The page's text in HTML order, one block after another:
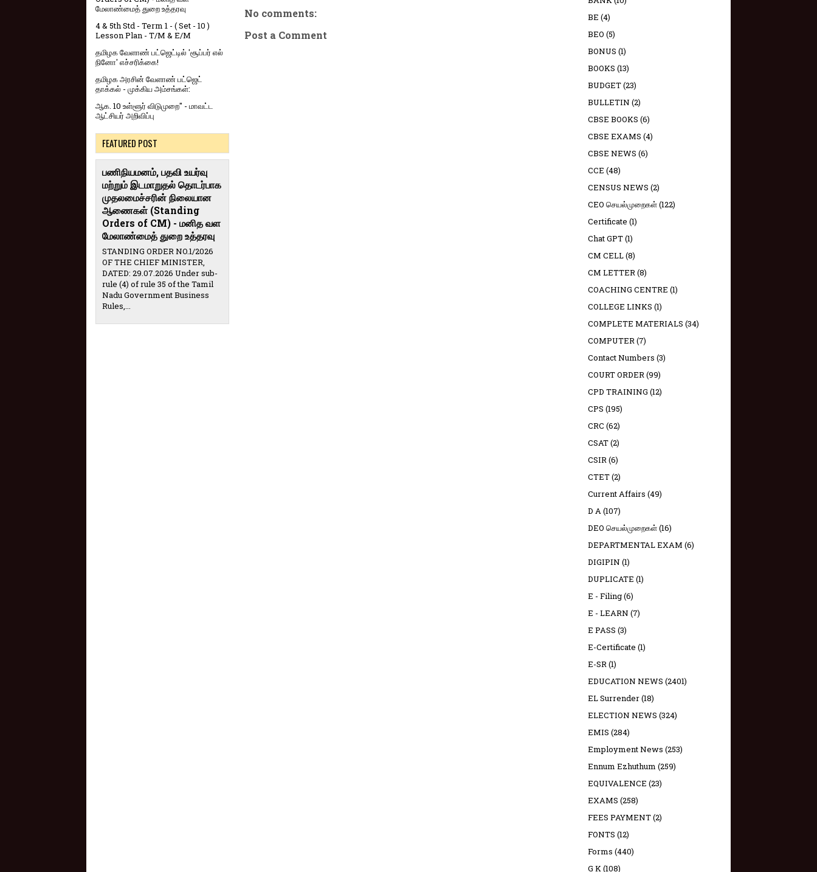
No comments:
Post a Comment
மேலாண்மைத் துறை உத்தரவு
4 & 5th Std - Term 1 - ( Set - 10 )
Lesson Plan - T/M & E/M
தமிழக வேளாண் பட்ஜெட்டில் 'சூப்பர் எல்
நினோ' எச்சரிக்கை!
தமிழக அரசின் வேளாண் பட்ஜெட்
தாக்கல் - முக்கிய அம்சங்கள்:
ஆக. 10 உள்ளூர் விடுமுறை" - மாவட்ட
ஆட்சியர் அறிவிப்பு
FEATURED POST
பணிநியமனம், பதவி உயர்வு
மற்றும் இடமாறுதல் தொடர்பாக
முதலமைச்சரின் நிலையான
ஆணைகள் (Standing
Orders of CM) - மனித வள
மேலாண்மைத் துறை உத்தரவு
STANDING ORDER NO.1/2026
OF THE CHIEF MINISTER,
DATED: 29.07.2026 Under sub-
rule (4) of rule 35 of the Tamil
Nadu Government Business
Rules,...
BE (4)
BEO (5)
BONUS (1)
BOOKS (13)
BUDGET(23)
BULLETIN (2)
CBSE BOOKS (6)
CBSE EXAMS (4)
CBSE NEWS (6)
CCE (48)
CENSUS NEWS (2)
CEO செயல்முறைகள்(122)
Certificate (1)
Chat GPT(1)
CM CELL(8)
CM LETTER(8)
COACHING CENTRE (1)
COLLEGE LINKS (1)
COMPLETE MATERIALS (34)
COMPUTER(7)
Contact Numbers (3)
COURT ORDER(99)
CPD TRAINING (12)
CPS (195)
CRC (62)
CSAT(2)
CSIR(6)
CTET(2)
Current Affairs (49)
D A(107)
DEO செயல்முறைகள்(16)
DEPARTMENTAL EXAM (6)
DIGIPIN (1)
DUPLICATE (1)
E - Filing(6)
E - LEARN (7)
E PASS (3)
E-Certificate (1)
E-SR(1)
EDUCATION NEWS (2401)
EL Surrender(18)
ELECTION NEWS (324)
EMIS (284)
Employment News (253)
Ennum Ezhuthum (259)
EQUIVALENCE (23)
EXAMS (258)
FEES PAYMENT(2)
FONTS (12)
Forms (440)
G K(108)